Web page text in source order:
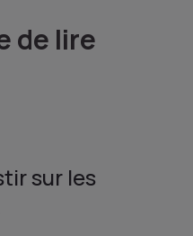
de lire
sur les